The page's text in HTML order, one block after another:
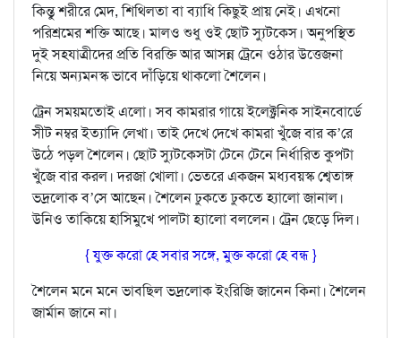
কিন্তু শরীরে মেদ, শিথিলতা বা ব্যাধি কিছুই প্রায় নেই। এখনো
পরিশ্রমের শক্তি আছে। মালও শুধু ওই ছোট স‍্যুটকেস। অনুপস্থিত
দুই সহযাত্রীদের প্রতি বিরক্তি আর আসন্ন ট্রেনে ওঠার উত্তেজনা
নিয়ে অন‍্যমনস্ক ভাবে দাঁড়িয়ে থাকলো শৈলেন।
ট্রেন সময়মতোই এলো। সব কামরার গায়ে ইলেক্ট্রনিক সাইনবোর্ডে
সীট নম্বর ইত‍্যাদি লেখা। তাই দেখে দেখে কামরা খুঁজে বার ক’রে
উঠে পড়ল শৈলেন। ছোট স‍্যুটকেসটা টেনে টেনে নির্ধারিত কুপটা
খুঁজে বার করল। দরজা খোলা। ভেতরে একজন মধ‍্যবয়স্ক শ্বেতাঙ্গ
ভদ্রলোক ব’সে আছেন। শৈলেন ঢুকতে ঢুকতে হ‍্যালো জানাল।
উনিও তাকিয়ে হাসিমুখে পালটা হ‍্যালো বললেন। ট্রেন ছেড়ে দিল।
{ যুক্ত করো হে সবার সঙ্গে, মুক্ত করো হে বন্ধ }
শৈলেন মনে মনে ভাবছিল ভদ্রলোক ইংরিজি জানেন কিনা। শৈলেন
জার্মান জানে না।